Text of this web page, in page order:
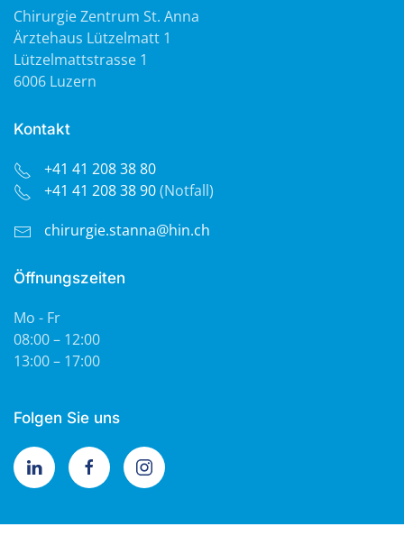
Chirurgie Zentrum St. Anna
Ärztehaus Lützelmatt 1
Lützelmattstrasse 1
6006 Luzern
Kontakt
+41 41 208 38 80
+41 41 208 38 90(Notfall)
chirurgie.stanna@hin.ch
Öffnungszeiten
Mo - Fr
08:00 – 12:00
13:00 – 17:00
Folgen Sie uns